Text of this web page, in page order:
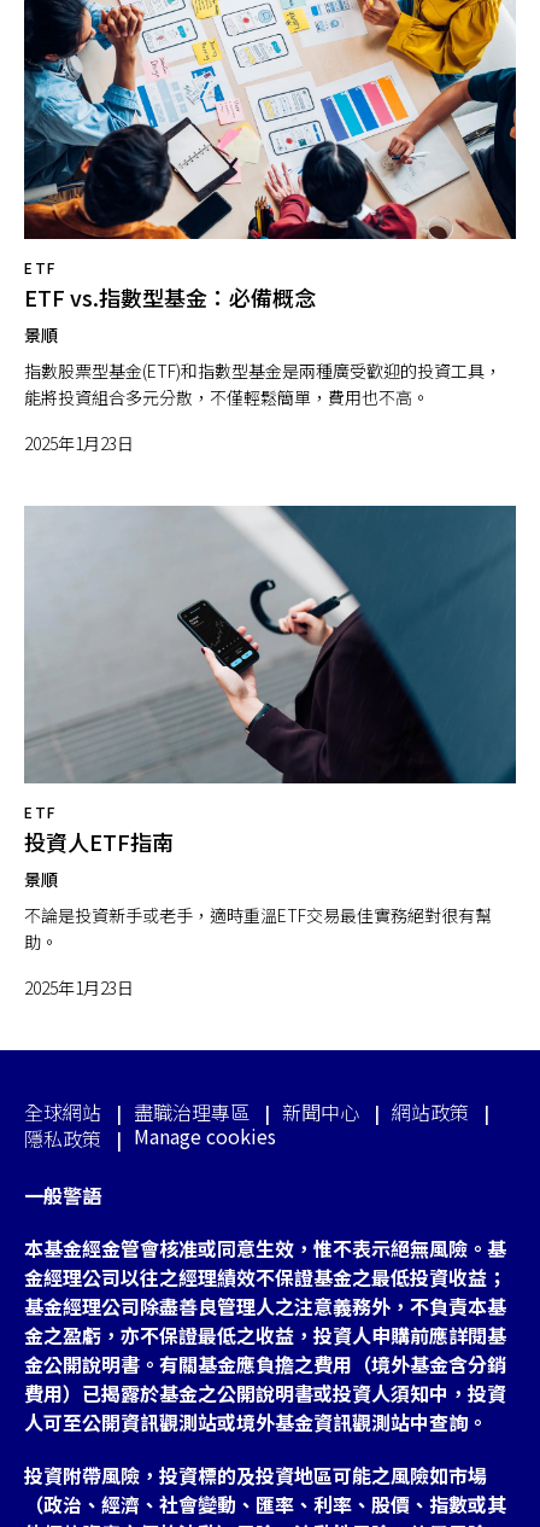
ETF
ETF vs.指數型基金：必備概念
景順
指數股票型基金(ETF)和指數型基金是兩種廣受歡迎的投資工具，
能將投資組合多元分散，不僅輕鬆簡單，費用也不高。
2025年1月23日
ETF
投資人ETF指南
景順
不論是投資新手或老手，適時重溫ETF交易最佳實務絕對很有幫
助。
2025年1月23日
全球網站 盡職治理專區 新聞中心
網站政策
隱私政策
Manage cookies
一般警語
本基金經金管會核准或同意生效，惟不表示絕無風險。基
金經理公司以往之經理績效不保證基金之最低投資收益；
基金經理公司除盡善良管理人之注意義務外，不負責本基
金之盈虧，亦不保證最低之收益，投資人申購前應詳閱基
金公開說明書。有關基金應負擔之費用（境外基金含分銷
費用）已揭露於基金之公開說明書或投資人須知中，投資
人可至公開資訊觀測站或境外基金資訊觀測站中查詢。
投資附帶風險，投資標的及投資地區可能之風險如市場
（政治、經濟、社會變動、匯率、利率、股價、指數或其